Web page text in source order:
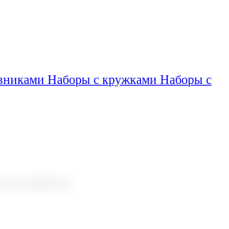
Наборы с кружками Наборы с
клиентов.